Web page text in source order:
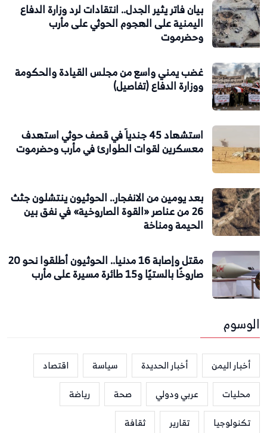
بيان فاتر يثير الجدل.. انتقادات لرد وزارة الدفاع
اليمنية على الهجوم الحوثي على مأرب
وحضرموت
غضب يمني واسع من مجلس القيادة والحكومة
ووزارة الدفاع (تفاصيل)
استشهاد 45 جندياً في قصف حوثي استهدف
معسكرين لقوات الطوارئ في مأرب وحضرموت
بعد يومين من الانفجار.. الحوثيون ينتشلون جثث
26 من عناصر «القوة الصاروخية» في نفق بين
الحيمة ومناخة
مقتل وإصابة 16 مدنيا.. الحوثيون أطلقوا نحو 20
صاروخًا بالستيًا و15 طائرة مسيرة على مأرب
الوسوم
أخبار اليمن أخبار الحديدة سياسة
اقتصاد
محليات
عربي ودولي صحة
رياضة
تكنولوجيا
تقارير ثقافة